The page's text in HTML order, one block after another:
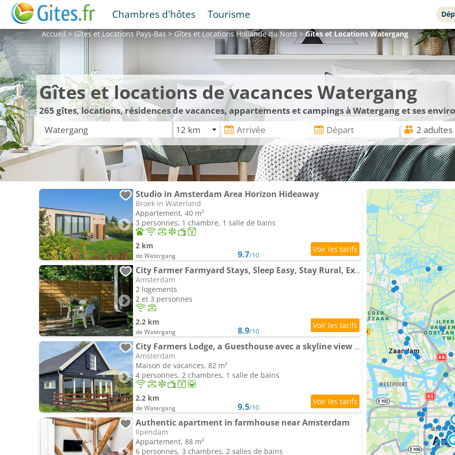
Chambres d'hôtes Tourisme
Accueil>Gîtes et LocationsPays-Bas>Gîtes et LocationsHollande du Nord>Gîtes et LocationsWatergang
Gîtes et locations de vacances Watergang
265 gîtes, locations, résidences de vacances, appartements et campings à Watergang et ses
Studio in Amsterdam Area Horizon Hideaway
Broek in Waterland
Appartement, 40 m²
3 personnes, 1 chambre, 1 salle de bains
2 km
de Watergang 9.7/10
City Farmer Farmyard Stays, Sleep Easy, Stay Rural, Explore Amsterdam
Amsterdam
2 logements
2 et 3 personnes
2.2 km
de Watergang 8.9/10
City Farmers Lodge, a Guesthouse avec a skyline view in Rural Amsterdam
Amsterdam
Maison de vacances, 82 m²
4 personnes, 2 chambres, 1 salle de bains
2.2 km
de Watergang 9.5/10
Authentic apartment in farmhouse near Amsterdam
Ilpendam
Appartement, 88 m²
6 personnes, 3 chambres, 2 salles de bains